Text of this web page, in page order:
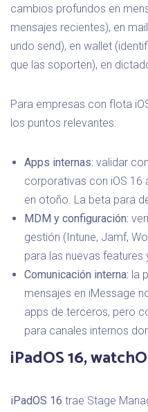
cambios profundos en
mensajes recientes), en
undo send), en wallet
que las soporten), en
Para empresas con flota
los puntos relevantes:
Apps internas: validar
corporativas con iOS 16
en otoño. La beta para
MDM y configuración:
gestión (Intune, Jamf,
para las nuevas features
Comunicación interna: la
mensajes en iMessage
apps de terceros, pero
para canales internos
iPadOS 16,
iPadOS 16 trae Stage